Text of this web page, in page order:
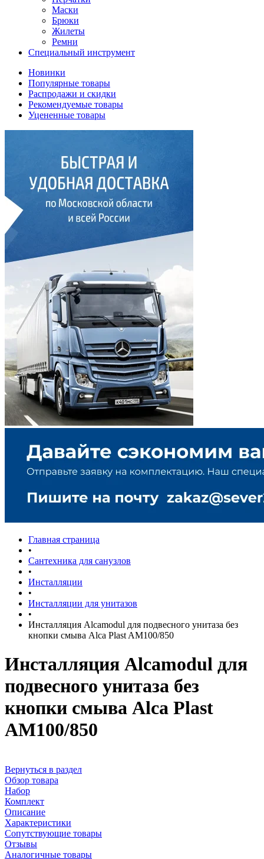
Маски
Брюки
Жилеты
Ремни
Специальный инструмент
Новинки
Популярные товары
Распродажи и скидки
Рекомендуемые товары
Уцененные товары
Главная страница
•
Сантехника для санузлов
•
Инсталляции
•
Инсталляции для унитазов
•
Инсталляция Alcamodul для подвесного унитаза без
кнопки смыва Alca Plast AM100/850
Инсталляция Alcamodul для
подвесного унитаза без
кнопки смыва Alca Plast
AM100/850
Вернуться в раздел
Обзор товара
Набор
Комплект
Описание
Характеристики
Сопутствующие товары
Отзывы
Аналогичные товары